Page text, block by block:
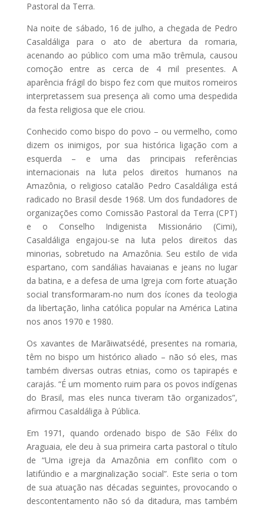
Pastoral da Terra.
Na noite de sábado, 16 de julho, a chegada de Pedro
Casaldáliga para o ato de abertura da romaria,
acenando ao público com uma mão trêmula, causou
comoção entre as cerca de 4 mil presentes. A
aparência frágil do bispo fez com que muitos romeiros
interpretassem sua presença ali como uma despedida
da festa religiosa que ele criou.
Conhecido como bispo do povo – ou vermelho, como
dizem os inimigos, por sua histórica ligação com a
esquerda – e uma das principais referências
internacionais na luta pelos direitos humanos na
Amazônia, o religioso catalão Pedro Casaldáliga está
radicado no Brasil desde 1968. Um dos fundadores de
organizações como Comissão Pastoral da Terra (CPT)
e o Conselho Indigenista Missionário (Cimi),
Casaldáliga engajou-se na luta pelos direitos das
minorias, sobretudo na Amazônia. Seu estilo de vida
espartano, com sandálias havaianas e jeans no lugar
da batina, e a defesa de uma Igreja com forte atuação
social transformaram-no num dos ícones da teologia
da libertação, linha católica popular na América Latina
nos anos 1970 e 1980.
Os xavantes de Marãiwatsédé, presentes na romaria,
têm no bispo um histórico aliado – não só eles, mas
também diversas outras etnias, como os tapirapés e
carajás. “É um momento ruim para os povos indígenas
do Brasil, mas eles nunca tiveram tão organizados”,
afirmou Casaldáliga à Pública.
Em 1971, quando ordenado bispo de São Félix do
Araguaia, ele deu à sua primeira carta pastoral o título
de “Uma igreja da Amazônia em conflito com o
latifúndio e a marginalização social”. Este seria o tom
de sua atuação nas décadas seguintes, provocando o
descontentamento não só da ditadura, mas também